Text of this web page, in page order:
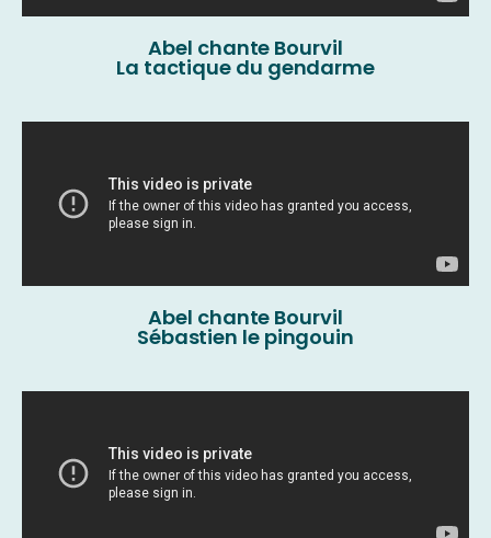
Abel chante Bourvil
La tactique du gendarme
Abel chante Bourvil
Sébastien le pingouin